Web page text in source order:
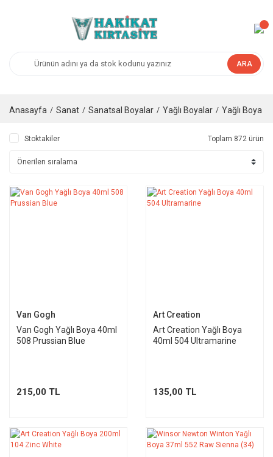
ARA
Anasayfa Sanat Sanatsal Boyalar Yağlı Boyalar Yağlı Boya
Stoktakiler Toplam 872 ürün
Van Gogh
Van Gogh Yağlı Boya 40ml
508 Prussian Blue
215,00 TL
Art Creation
Art Creation Yağlı Boya
40ml 504 Ultramarine
135,00 TL